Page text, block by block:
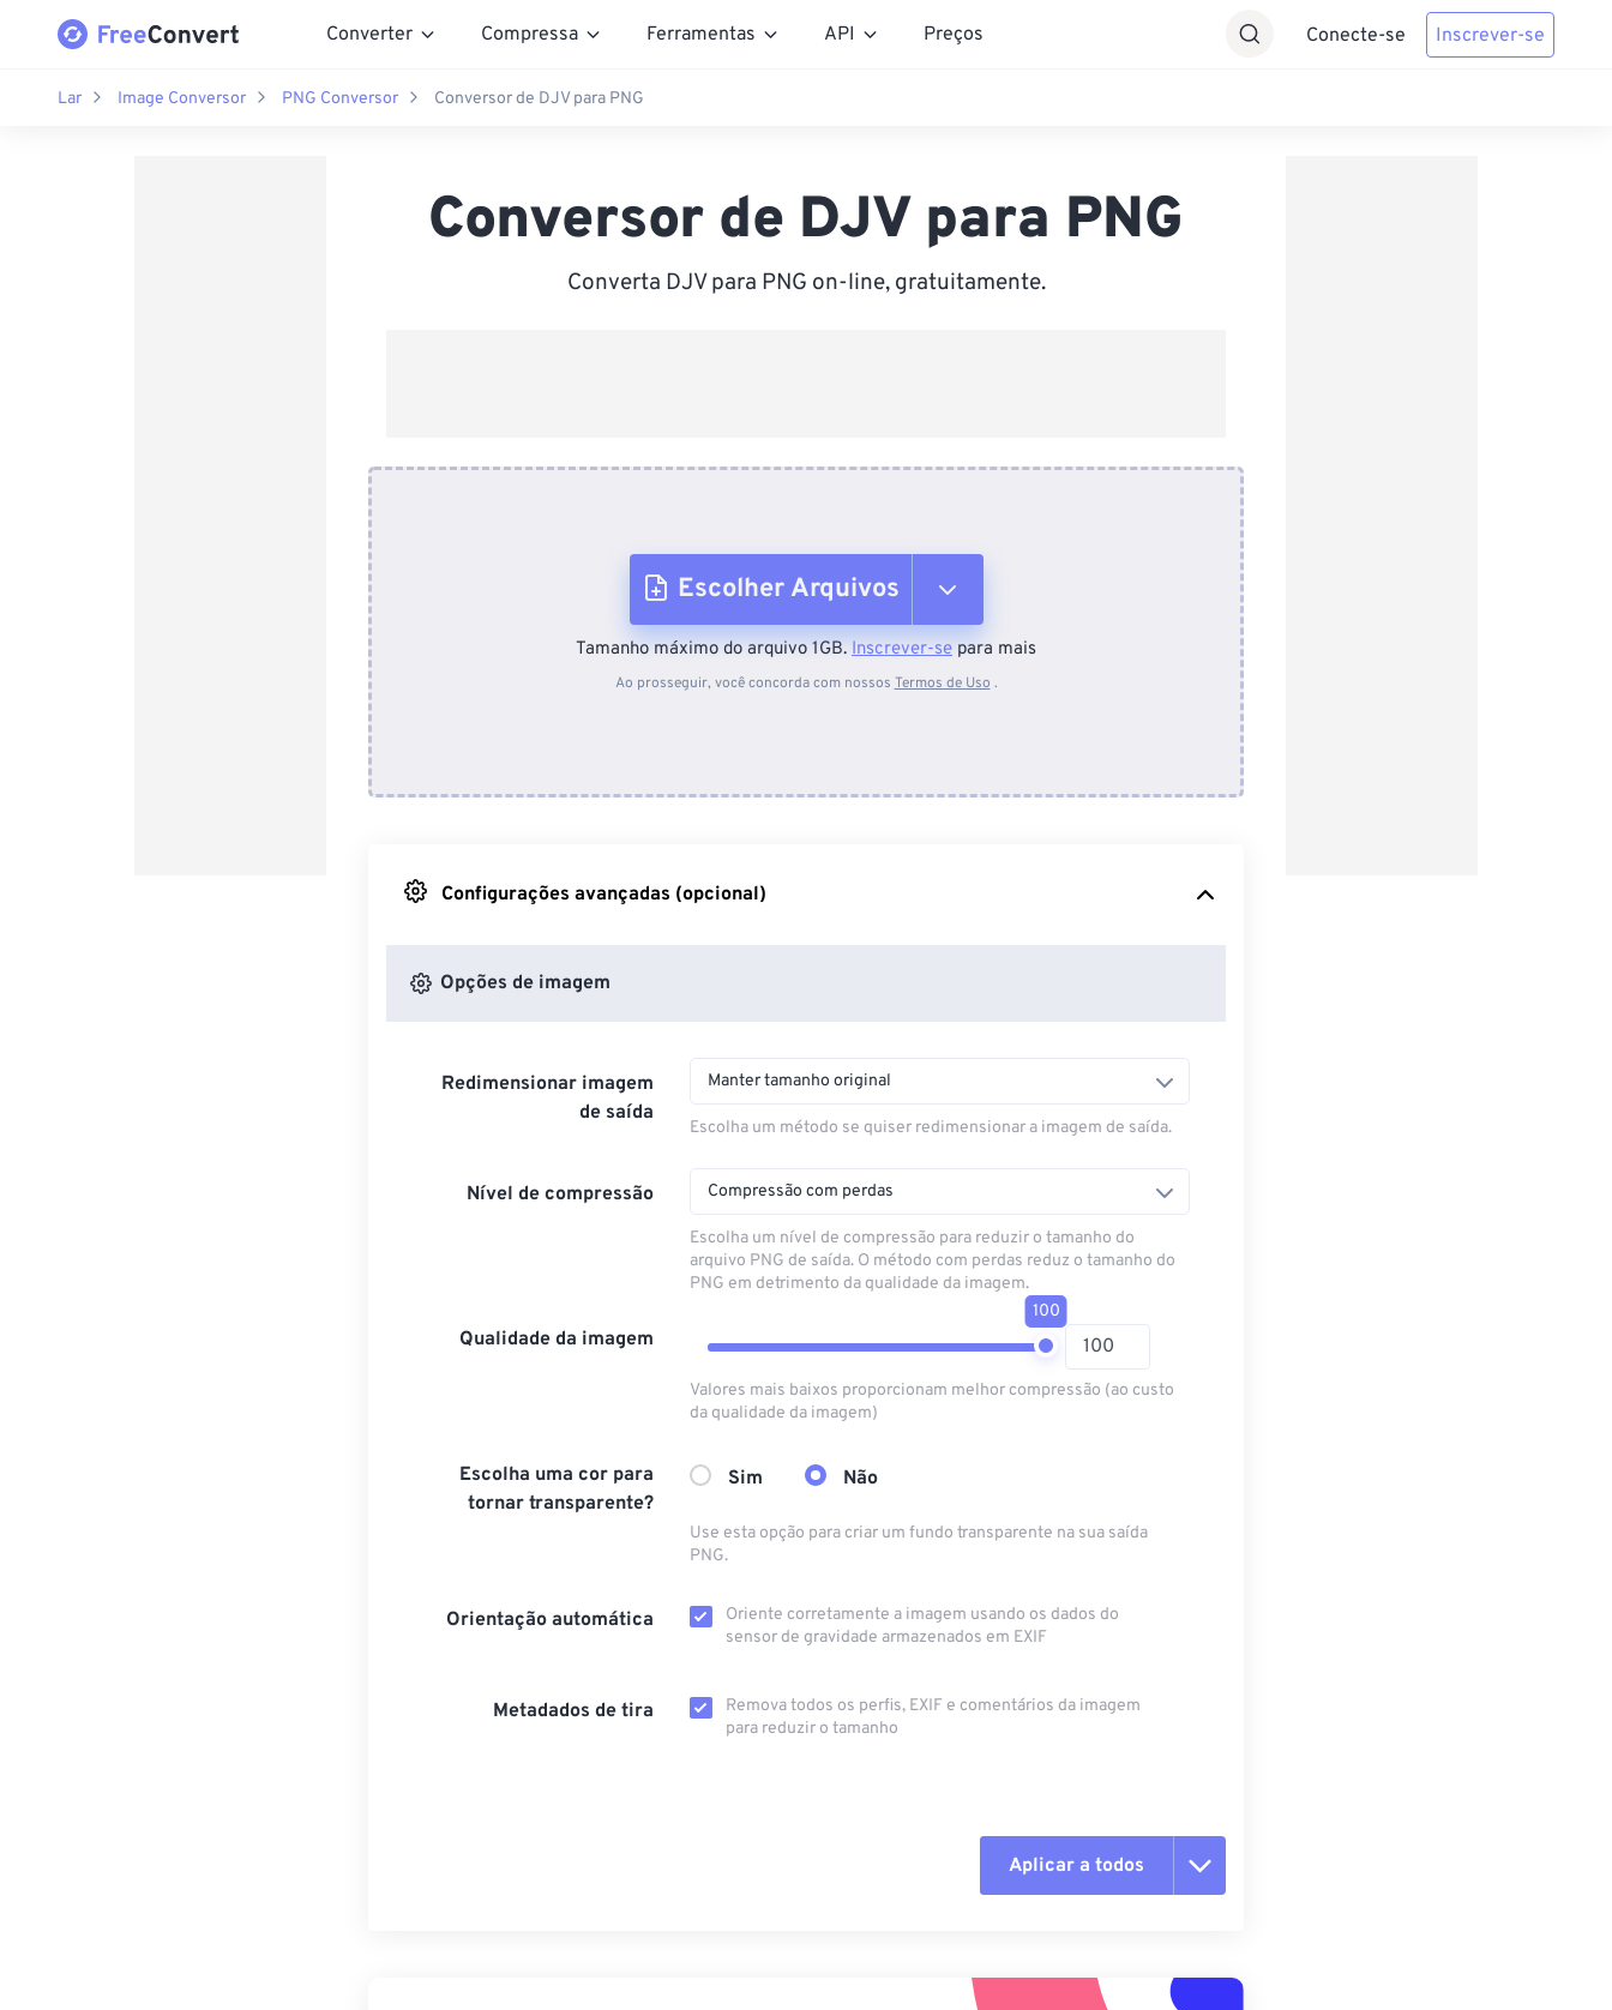
Converter Compressa Ferramentas API Preços Conecte-se Inscrever-se
Lar Image Conversor PNG Conversor Conversor de DJV para PNG
Conversor de DJV para PNG
Converta DJV para PNG on-line, gratuitamente.
Escolher Arquivos
Do dispositivo
Tamanho máximo do arquivo 1GB. Inscrever-se para mais
Ao prosseguir, você concorda com nossos Termos de Uso .
Configurações avançadas (opcional)
Opções de imagem
Redimensionar imagem
de saída
Manter tamanho original
Escolha um método se quiser redimensionar a imagem de saída.
Nível de compressão Compressão com perdas
Escolha um nível de compressão para reduzir o tamanho do
arquivo PNG de saída. O método com perdas reduz o tamanho do
PNG em detrimento da qualidade da imagem.
Qualidade da imagem
100
Valores mais baixos proporcionam melhor compressão (ao custo
da qualidade da imagem)
Escolha uma cor para
tornar transparente?
Sim Não
Use esta opção para criar um fundo transparente na sua saída
PNG.
Orientação automática
Oriente corretamente a imagem usando os dados do
sensor de gravidade armazenados em EXIF
Metadados de tira
Remova todos os perfis, EXIF ​​e comentários da imagem
para reduzir o tamanho
Aplicar a todos
Aplicar a partir da predefinição